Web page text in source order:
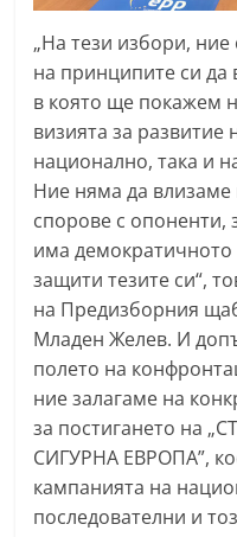
„На тези избори,
на принципите си
в която ще покажем
визията за развитие
национално, така и
Ние няма да
спорове с опоненти,
има демократичното
защити тезите си“,
на Предизборния
Младен Желев. И
полето на
ние залагаме на
за постигането на
СИГУРНА ЕВРОПА”,
кампанията на
последователни и